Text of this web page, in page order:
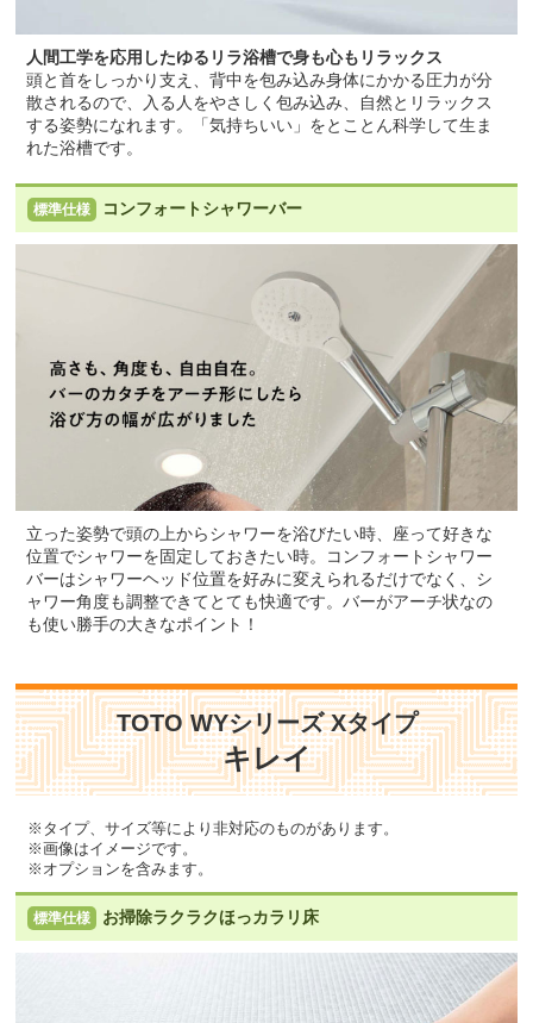
人間工学を応用したゆるリラ浴槽で身も心もリラックス
頭と首をしっかり支え、背中を包み込み身体にかかる圧力が分
散されるので、入る人をやさしく包み込み、自然とリラックス
する姿勢になれます。「気持ちいい」をとことん科学して生ま
れた浴槽です。
標準仕様 コンフォートシャワーバー
立った姿勢で頭の上からシャワーを浴びたい時、座って好きな
位置でシャワーを固定しておきたい時。コンフォートシャワー
バーはシャワーヘッド位置を好みに変えられるだけでなく、シ
ャワー角度も調整できてとても快適です。バーがアーチ状なの
も使い勝手の大きなポイント！
TOTO WYシリーズ Xタイプ
キレイ
※タイプ、サイズ等により非対応のものがあります。
※画像はイメージです。
※オプションを含みます。
標準仕様 お掃除ラクラクほっカラリ床